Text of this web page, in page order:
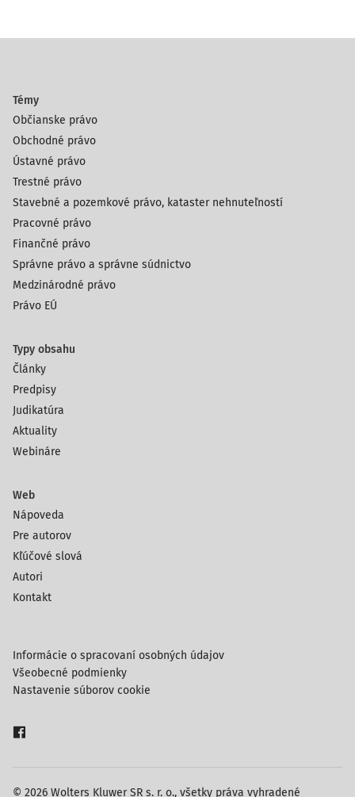
Témy
Občianske právo
Obchodné právo
Ústavné právo
Trestné právo
Stavebné a pozemkové právo, kataster nehnuteľností
Pracovné právo
Finančné právo
Správne právo a správne súdnictvo
Medzinárodné právo
Právo EÚ
Typy obsahu
Články
Predpisy
Judikatúra
Aktuality
Webináre
Web
Nápoveda
Pre autorov
Kľúčové slová
Autori
Kontakt
© 2026 Wolters Kluwer SR s. r. o., všetky práva vyhradené
Informácie o spracovaní osobných údajov
Všeobecné podmienky
Nastavenie súborov cookie